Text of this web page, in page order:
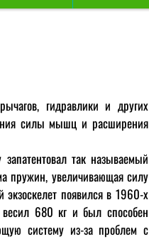
гидравлики и других
силы мышц и расширения
так называемый
пружин, увеличивающая силу
появился в 1960-х
680 кг и был способен
систему из-за проблем с